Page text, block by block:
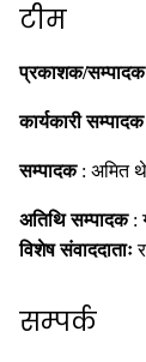
टीम
प्रकाशक/सम्पादक
कार्यकारी सम्पादक
सम्पादक: अमित
अतिथि सम्पादक:
विशेष संवाददाताः
सम्पर्क